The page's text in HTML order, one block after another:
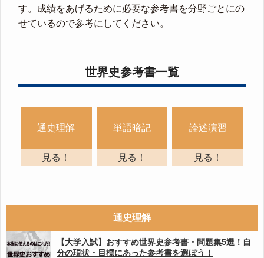
す。成績をあげるために必要な参考書を分野ごとにの
せているので参考にしてください。
世界史参考書一覧
通史理解
見る！
単語暗記
見る！
論述演習
見る！
通史理解
【大学入試】おすすめ世界史参考書・問題集5選！自
分の現状・目標にあった参考書を選ぼう！